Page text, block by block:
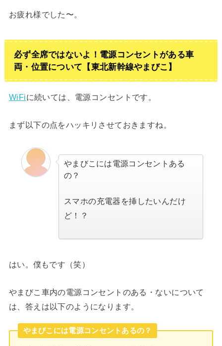
お疲れ様でした〜。
必ず全席ではないよ！電源コンセントがある車
両・位置について【東北新幹線やまびこ】
WiFiに続いては、電源コンセントです。
まず以下の点をハッキリさせておきますね。
やまびこには電源コンセントある
の？
スマホの充電器を挿したいんだけ
ど！？
はい。僕もです（笑）
やまびこ車内の電源コンセントのある・ないについて
は、答えは以下のようになります。
やまびこには電源コンセントあるの？